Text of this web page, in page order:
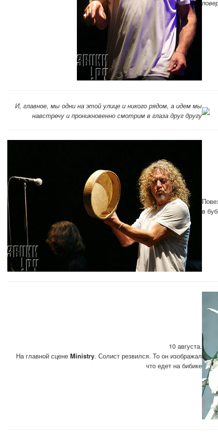
И, главное, мы одни на этой улице и никого рядом, а идем мы
навстречу и проникновенно смотрим в глаза друг другу
в
10 августа.
На главной сцене Ministry. Солист резвился. То он изображал
что едет на бибике